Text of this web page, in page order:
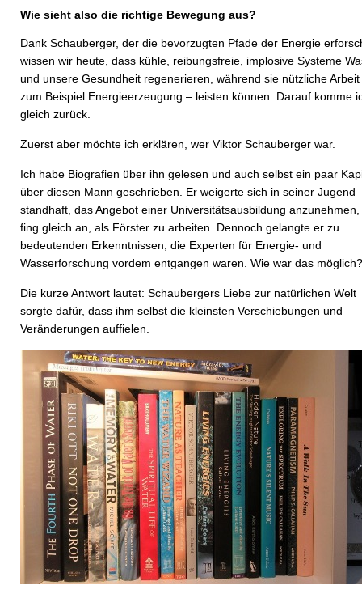
Wie sieht also die richtige Bewegung aus?
Dank Schauberger, der die bevorzugten Pfade der Energie
wissen wir heute, dass kühle, reibungsfreie, implosive Systeme
und unsere Gesundheit regenerieren, während sie nützliche Arbeit
zum Beispiel Energieerzeugung – leisten können. Darauf komme
gleich zurück.
Zuerst aber möchte ich erklären, wer Viktor Schauberger war.
Ich habe Biografien über ihn gelesen und auch selbst ein paar
über diesen Mann geschrieben. Er weigerte sich in seiner Jugend
standhaft, das Angebot einer Universitätsausbildung
fing gleich an, als Förster zu arbeiten. Dennoch gelangte er zu
bedeutenden Erkenntnissen, die Experten für Energie- und
Wasserforschung vordem entgangen waren. Wie war das möglich?
Die kurze Antwort lautet: Schaubergers Liebe zur natürlichen Welt
sorgte dafür, dass ihm selbst die kleinsten Verschiebungen und
Veränderungen auffielen.